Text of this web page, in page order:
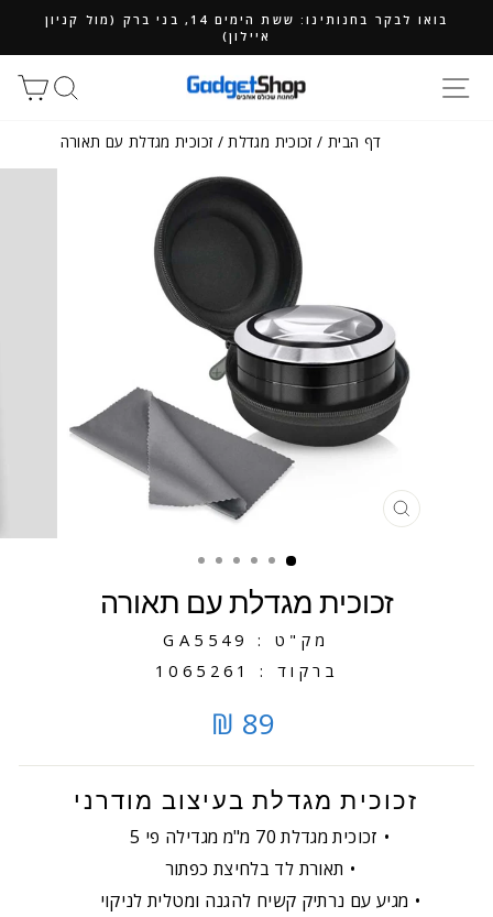
בואו לבקר בחנותינו: ששת הימים 14, בני ברק (מול קניון
איילון)
חיפוש
דף הבית / זכוכית מגדלת / זכוכית מגדלת עם תאורה
זכוכית מגדלת עם תאורה
מק"ט : GA5549
ברקוד : 1065261
89 ₪
זכוכית מגדלת בעיצוב מודרני
זכוכית מגדלת 70 מ"מ מגדילה פי 5
תאורת לד בלחיצת כפתור
מגיע עם נרתיק קשיח להגנה ומטלית לניקוי
סגירה